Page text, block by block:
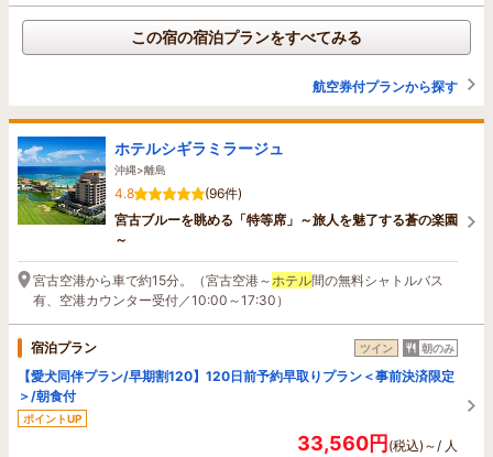
この宿の宿泊プランをすべてみる
航空券付プランから探す
ホテルシギラミラージュ
沖縄>離島
4.8
(96件)
宮古ブルーを眺める「特等席」～旅人を魅了する蒼の楽園
～
宮古空港から車で約15分。（宮古空港～ ホテル間の無料シャトルバス
有、空港カウンター受付／10:00～17:30）
宿泊プラン ツイン 朝のみ
【愛犬同伴プラン/早期割120】120日前予約早取りプラン＜事前決済限定
＞/朝食付
ポイントUP
33,560円(税込)～/ 人